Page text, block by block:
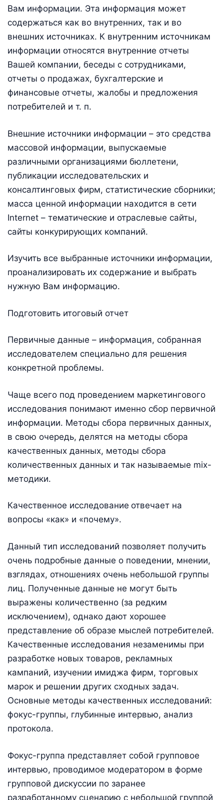
Вам информации. Эта информация может
содержаться как во внутренних, так и во
внешних источниках. К внутренним источникам
информации относятся внутренние отчеты
Вашей компании, беседы с сотрудниками,
отчеты о продажах, бухгалтерские и
финансовые отчеты, жалобы и предложения
потребителей и т. п.
Внешние источники информации – это средства
массовой информации, выпускаемые
различными организациями бюллетени,
публикации исследовательских и
консалтинговых фирм, статистические сборники;
масса ценной информации находится в сети
Internet – тематические и отраслевые сайты,
сайты конкурирующих компаний.
Изучить все выбранные источники информации,
проанализировать их содержание и выбрать
нужную Вам информацию.
Подготовить итоговый отчет
Первичные данные – информация, собранная
исследователем специально для решения
конкретной проблемы.
Чаще всего под проведением маркетингового
исследования понимают именно сбор первичной
информации. Методы сбора первичных данных,
в свою очередь, делятся на методы сбора
качественных данных, методы сбора
количественных данных и так называемые mix-
методики.
Качественное исследование отвечает на
вопросы «как» и «почему».
Данный тип исследований позволяет получить
очень подробные данные о поведении, мнении,
взглядах, отношениях очень небольшой группы
лиц. Полученные данные не могут быть
выражены количественно (за редким
исключением), однако дают хорошее
представление об образе мыслей потребителей.
Качественные исследования незаменимы при
разработке новых товаров, рекламных
кампаний, изучении имиджа фирм, торговых
марок и решении других сходных задач.
Основные методы качественных исследований:
фокус-группы, глубинные интервью, анализ
протокола.
Фокус-группа представляет собой групповое
интервью, проводимое модератором в форме
групповой дискуссии по заранее
разработанному сценарию с небольшой группой